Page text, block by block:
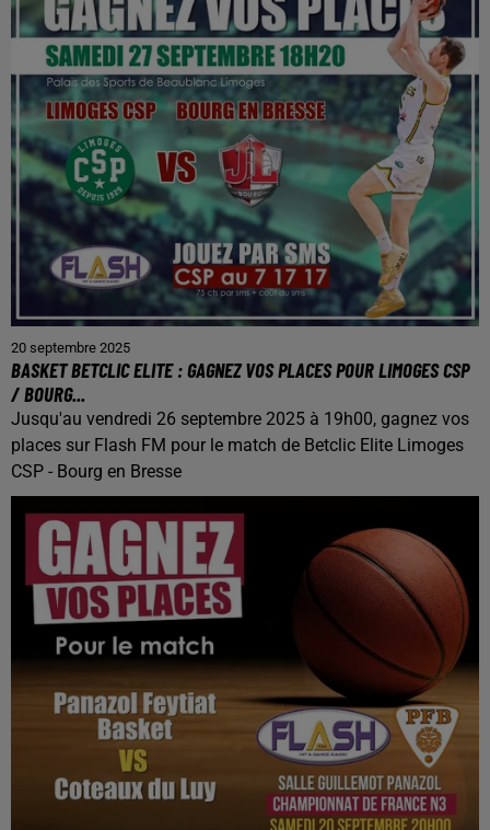
20 septembre 2025
BASKET BETCLIC ELITE : GAGNEZ VOS PLACES POUR LIMOGES CSP
/ BOURG...
Jusqu'au vendredi 26 septembre 2025 à 19h00, gagnez vos
places sur Flash FM pour le match de Betclic Elite Limoges
CSP - Bourg en Bresse